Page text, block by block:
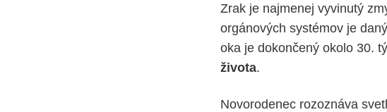
Zrak je najmenej vyvinutý
orgánových systémov je
oka je dokončený okolo 30.
života.
Novorodenec rozoznáva